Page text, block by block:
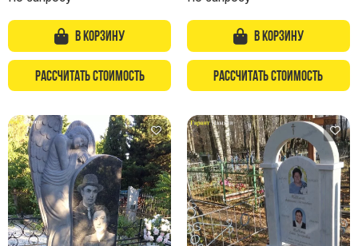
В корзину
Рассчитать стоимость
В корзину
Рассчитать стоимость